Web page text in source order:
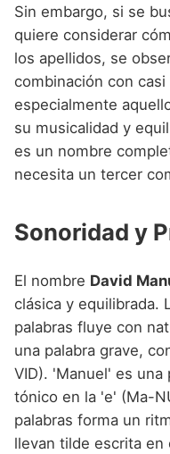
Sin embargo, si se
quiere considerar
los apellidos, se
combinación con
especialmente
su musicalidad y
es un nombre
necesita un tercer
Sonoridad y
El nombre David
clásica y equilibrada.
palabras fluye con
una palabra grave,
VID). 'Manuel' es una
tónico en la 'e' (Ma-
palabras forma un
llevan tilde escrita en